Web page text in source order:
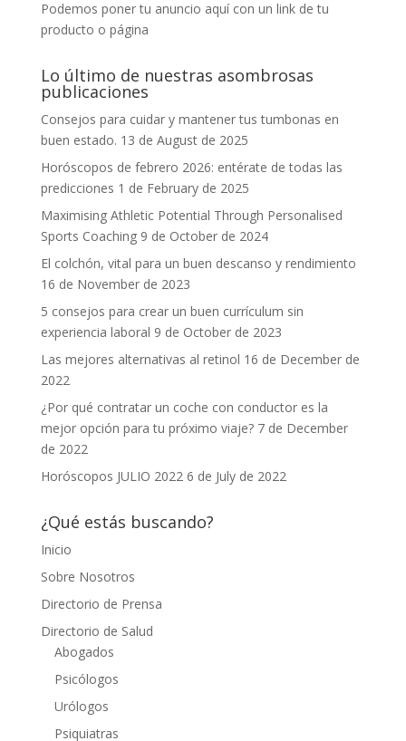
Podemos poner tu anuncio aquí con un link de tu
producto o página
Lo último de nuestras asombrosas
publicaciones
Consejos para cuidar y mantener tus tumbonas en
buen estado. 13 de August de 2025
Horóscopos de febrero 2026: entérate de todas las
predicciones 1 de February de 2025
Maximising Athletic Potential Through Personalised
Sports Coaching 9 de October de 2024
El colchón, vital para un buen descanso y rendimiento
16 de November de 2023
5 consejos para crear un buen currículum sin
experiencia laboral 9 de October de 2023
Las mejores alternativas al retinol 16 de December de
2022
¿Por qué contratar un coche con conductor es la
mejor opción para tu próximo viaje? 7 de December
de 2022
Horóscopos JULIO 2022 6 de July de 2022
¿Qué estás buscando?
Inicio
Sobre Nosotros
Directorio de Prensa
Directorio de Salud
Abogados
Psicólogos
Urólogos
Psiquiatras